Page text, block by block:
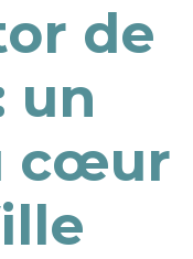
de
un
cœur